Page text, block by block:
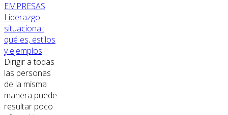
EMPRESAS
Liderazgo
situacional:
qué es, estilos
y ejemplos
Dirigir a todas
las personas
de la misma
manera puede
resultar poco